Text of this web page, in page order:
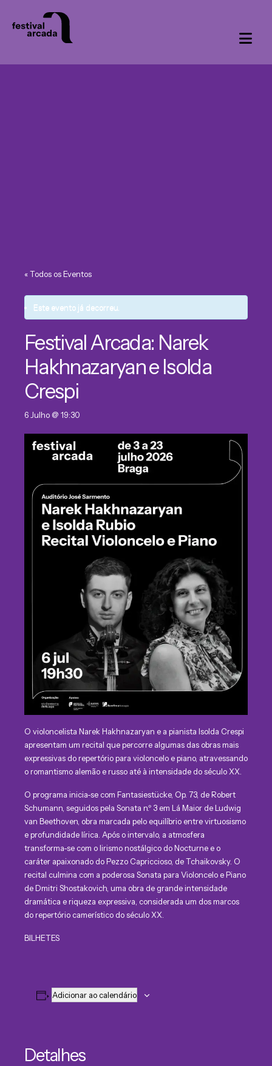
« Todos os Eventos
Este evento já decorreu.
Festival Arcada: Narek
Hakhnazaryan e Isolda
Crespi
6 Julho @ 19:30
O violoncelista Narek Hakhnazaryan e a pianista Isolda Crespi
apresentam um recital que percorre algumas das obras mais
expressivas do repertório para violoncelo e piano, atravessando
o romantismo alemão e russo até à intensidade do século XX.
O programa inicia-se com Fantasiestücke, Op. 73, de Robert
Schumann, seguidos pela Sonata n.º 3 em Lá Maior de Ludwig
van Beethoven, obra marcada pelo equilíbrio entre virtuosismo
e profundidade lírica. Após o intervalo, a atmosfera
transforma-se com o lirismo nostálgico do Nocturne e o
caráter apaixonado do Pezzo Capriccioso, de Tchaikovsky. O
recital culmina com a poderosa Sonata para Violoncelo e Piano
de Dmitri Shostakovich, uma obra de grande intensidade
dramática e riqueza expressiva, considerada um dos marcos
do repertório camerístico do século XX.
BILHETES
Adicionar ao calendário
Detalhes